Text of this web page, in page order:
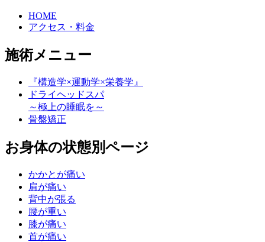
HOME
アクセス・料金
施術メニュー
『構造学×運動学×栄養学』
ドライヘッドスパ
～極上の睡眠を～
骨盤矯正
お身体の状態別ページ
かかとが痛い
肩が痛い
背中が張る
腰が重い
膝が痛い
首が痛い